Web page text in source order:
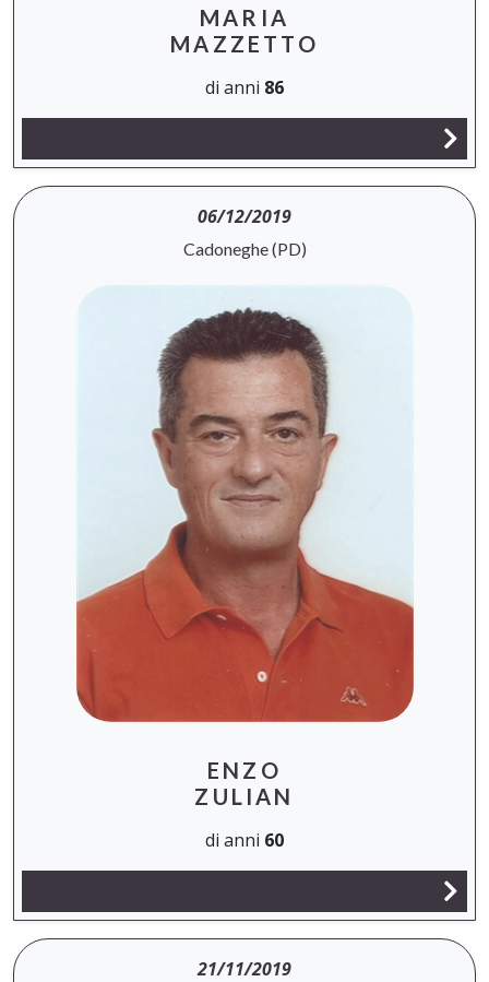
MARIA
MAZZETTO
di anni 86
06/12/2019
Cadoneghe (PD)
ENZO
ZULIAN
di anni 60
21/11/2019